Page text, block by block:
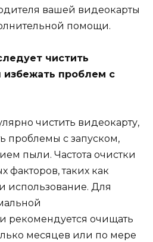
вашей видеокарты
помощи.
чистить
избежать проблем с
чистить видеокарту,
проблемы с запуском,
пыли. Частота очистки
факторов, таких как
использование. Для
рекомендуется очищать
месяцев или по мере